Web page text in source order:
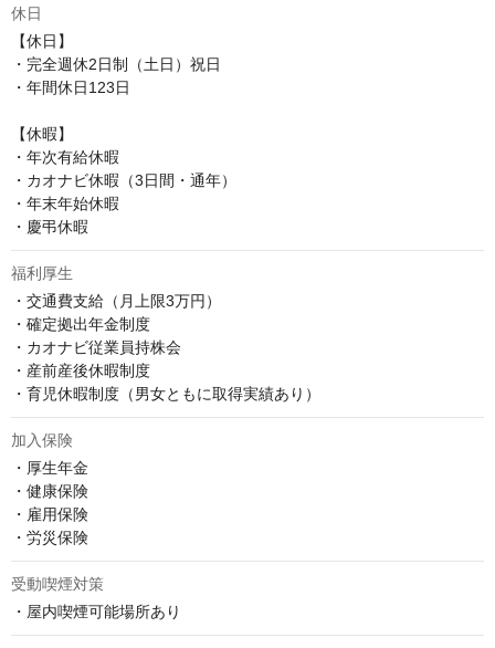
休日
【休日】
・完全週休2日制（土日）祝日
・年間休日123日
【休暇】
・年次有給休暇
・カオナビ休暇（3日間・通年）
・年末年始休暇
・慶弔休暇
福利厚生
・交通費支給（月上限3万円）
・確定拠出年金制度
・カオナビ従業員持株会
・産前産後休暇制度
・育児休暇制度（男女ともに取得実績あり）
加入保険
・厚生年金
・健康保険
・雇用保険
・労災保険
受動喫煙対策
・屋内喫煙可能場所あり